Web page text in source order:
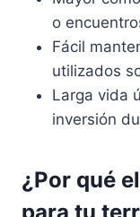
o
Fácil
utilizados
Larga vida
inversión
¿Por qué